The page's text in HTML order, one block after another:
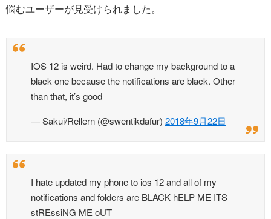
悩むユーザーが見受けられました。
IOS 12 is weird. Had to change my background to a
black one because the notifications are black. Other
than that, it’s good
— Sakui/Rellern (@swentikdafur) 2018年9月22日
I hate updated my phone to ios 12 and all of my
notifications and folders are BLACK hELP ME ITS
stREssiNG ME oUT